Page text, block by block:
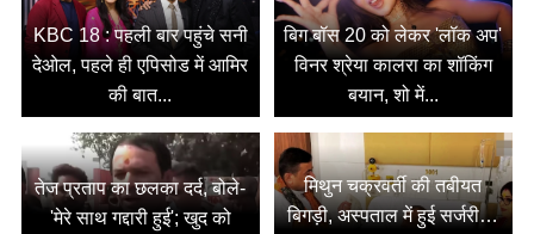
KBC 18 : पहली बार पहुंचे सनी
देओल, पहले ही एपिसोड में आमिर
की बात...
बिग बॉस 20 को लेकर 'लॉक अप'
विनर श्रेया कालरा का शॉकिंग
बयान, शो में...
तेज प्रताप का छलका दर्द, बोले-
'मेरे साथ गद्दारी हुई'; खुद को
मिथुन चक्रवर्ती की तबीयत
बिगड़ी, अस्पताल में हुई सर्जरी…